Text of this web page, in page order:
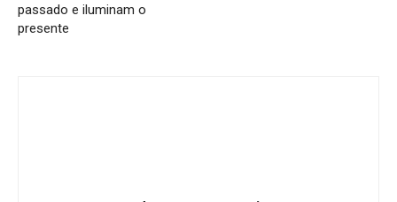
passado e iluminam o
presente